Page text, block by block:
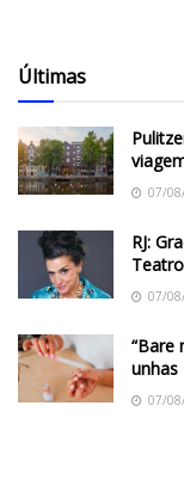
Últimas
07/
RJ:
07/
“Bare
unhas
07/